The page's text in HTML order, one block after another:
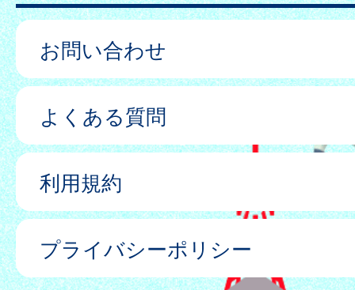
お問い合わせ
よくある質問
利用規約
プライバシーポリシー